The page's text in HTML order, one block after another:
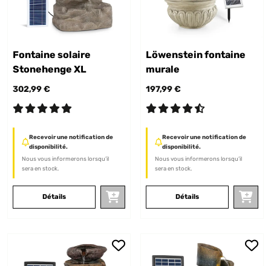
Fontaine solaire
Stonehenge XL
302,99 €
Recevoir une notification de
disponibilité.
Nous vous informerons lorsqu’il
sera en stock.
Détails
Löwenstein fontaine
murale
197,99 €
Recevoir une notification de
disponibilité.
Nous vous informerons lorsqu’il
sera en stock.
Détails